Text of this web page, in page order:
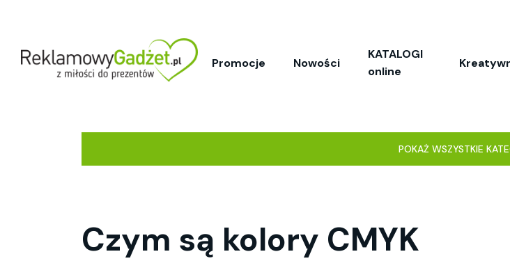
Promocje Nowości
KATALOGI
online
POKAŻ WSZYSTKIE
Czym są kolory CMYK